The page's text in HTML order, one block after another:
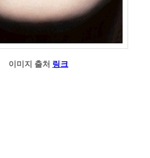
이미지 출처 링크